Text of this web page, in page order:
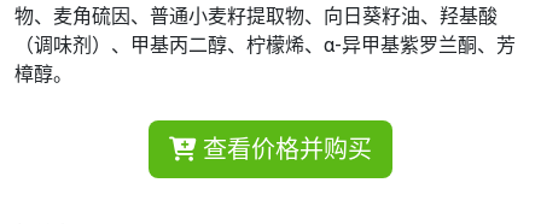
物、麦角硫因、普通小麦籽提取物、向日葵籽油、羟基酸
（调味剂）、甲基丙二醇、柠檬烯、α-异甲基紫罗兰酮、芳
樟醇。
查看价格并购买